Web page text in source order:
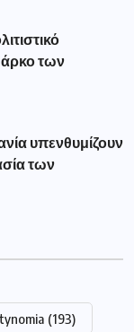
των
υπενθυμίζουν
των
(193)